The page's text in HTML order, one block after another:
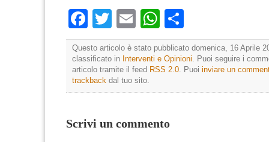
Facebook
TwitterEmailWhatsApp
Questo articolo è stato pubblicato domenica, 16 Aprile
classificato in Interventi e Opinioni. Puoi seguire i
articolo tramite il feed RSS 2.0. Puoi inviare un
trackback dal tuo sito.
Scrivi un commento